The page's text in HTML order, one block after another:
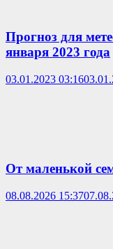
Прогноз для
января 2023 года
03.01.2023 03:16
От маленькой
08.08.2026 15:37